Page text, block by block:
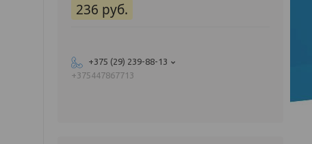
236 руб.
+375 (29) 239-88-13
+375447867713